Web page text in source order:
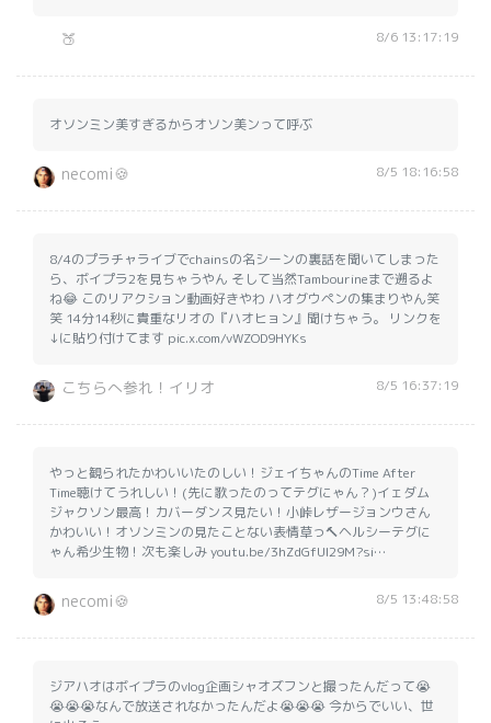
🍑 8/6 13:17:19
オソンミン美すぎるからオソン美ンって呼ぶ
necomi🍪 8/5 18:16:58
8/4のプラチャライブでchainsの名シーンの裏話を聞いてしまった
ら、ボイプラ2を見ちゃうやん そして当然Tambourineまで遡るよ
ね😂 このリアクション動画好きやわ ハオグウペンの集まりやん笑
笑 14分14秒に貴重なリオの『ハオヒョン』聞けちゃう。 リンクを
↓に貼り付けてます pic.x.com/vWZOD9HYKs
こちらへ参れ！イリオ 8/5 16:37:19
やっと観られたかわいいたのしい！ジェイちゃんのTime After
Time聴けてうれしい！(先に歌ったのってテグにゃん？)イェダム
ジャクソン最高！カバーダンス見たい！小峠レザージョンウさん
かわいい！オソンミンの見たことない表情草っ🔨ヘルシーテグに
ゃん希少生物！次も楽しみ youtu.be/3hZdGfUI29M?si…
necomi🍪 8/5 13:48:58
ジアハオはボイプラのvlog企画シャオズフンと撮ったんだって😭
😭😭😭なんで放送されなかったんだよ😭😭😭 今からでいい、世